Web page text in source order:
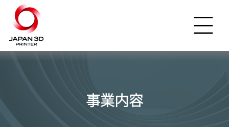
事業内容